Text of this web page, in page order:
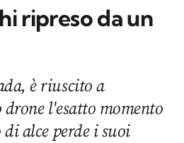
ripreso da un
è riuscito a
l'esatto momento
alce perde i suoi